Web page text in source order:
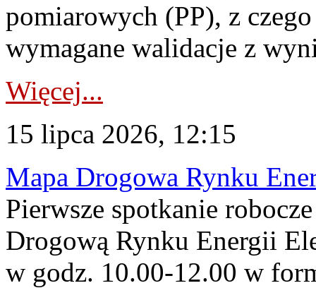
pomiarowych (PP), z
wymagane walidacje z
Więcej...
15 lipca 2026, 12:15
Mapa Drogowa Rynku
Pierwsze spotkanie
Drogową Rynku Energii
w godz. 10.00-12.00 w